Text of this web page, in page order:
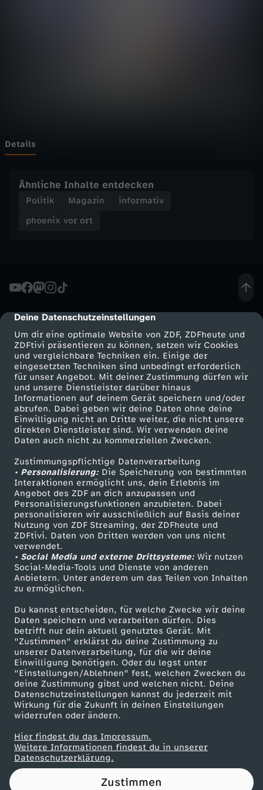
cmp-dialog-description
Deine Datenschutzeinstellungen
Um dir eine optimale Website von ZDF, ZDFheute und
ZDFtivi präsentieren zu können, setzen wir Cookies
und vergleichbare Techniken ein. Einige der
eingesetzten Techniken sind unbedingt erforderlich
für unser Angebot. Mit deiner Zustimmung dürfen wir
und unsere Dienstleister darüber hinaus
Informationen auf deinem Gerät speichern und/oder
abrufen. Dabei geben wir deine Daten ohne deine
Einwilligung nicht an Dritte weiter, die nicht unsere
direkten Dienstleister sind. Wir verwenden deine
Daten auch nicht zu kommerziellen Zwecken.
Zustimmungspflichtige Datenverarbeitung
• Personalisierung:Die Speicherung von bestimmten
Interaktionen ermöglicht uns, dein Erlebnis im
Angebot des ZDF an dich anzupassen und
Personalisierungsfunktionen anzubieten. Dabei
personalisieren wir ausschließlich auf Basis deiner
Nutzung von ZDF Streaming, der ZDFheute und
ZDFtivi. Daten von Dritten werden von uns nicht
verwendet.
• Social Media und externe Drittsysteme:Wir nutzen
Social-Media-Tools und Dienste von anderen
Anbietern. Unter anderem um das Teilen von Inhalten
zu ermöglichen.
Du kannst entscheiden, für welche Zwecke wir deine
Daten speichern und verarbeiten dürfen. Dies
betrifft nur dein aktuell genutztes Gerät. Mit
"Zustimmen" erklärst du deine Zustimmung zu
unserer Datenverarbeitung, für die wir deine
Einwilligung benötigen. Oder du legst unter
"Einstellungen/Ablehnen" fest, welchen Zwecken du
deine Zustimmung gibst und welchen nicht. Deine
Datenschutzeinstellungen kannst du jederzeit mit
Wirkung für die Zukunft in deinen Einstellungen
widerrufen oder ändern.
Hier findest du das Impressum.
Weitere Informationen findest du in unserer
Datenschutzerklärung.
Zustimmen
t
E
t
e
r
T
e
i
l
d
e
r
B
u
n
d
e
s
t
a
Details
Ähnliche Inhalte entdecken
Politik Magazin
informativ
phoenix vor ort
Mehr ZDF
ZDF-Apps
Smart TV
ZDFtext
Livestreams
Sendungen A-Z
TV-Programm
Service
ZDFmitreden
Kontakt zum ZDF
Tickets
Zuschauerservice
Hilfe
ZDF Unternehmen
Karriere
ZDF goes Schule
Werbefernsehen
Mainzelmännchen
Partner